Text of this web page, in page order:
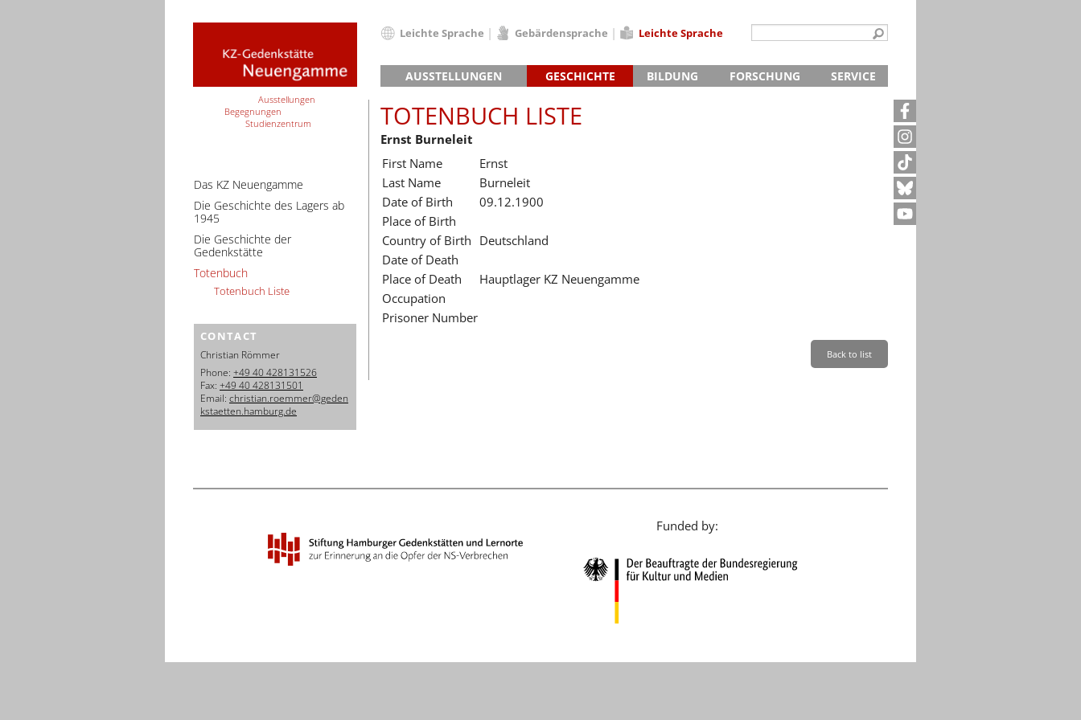
AUSSTELLUNGEN
Lager-SS
Klinkerwerk
Walther-Werke
Gefängnismauer
Haus des Gedenkens
GESCHICHTE
Die Geschichte des Lagers ab 1945
BILDUNG FORSCHUNG
SERVICE
Archivanfrage
Kurze Information
Leichte Sprache
English
Dansk
Español
Italiano
Nederlands
Português
Türkçe
Yкраїнський
Русский
עברית
Gebärdensprache Leichte Sprache
TOTENBUCH LISTE
Ernst Burneleit
First Name
Ernst
Last Name
Burneleit
Date of Birth
09.12.1900
Place of Birth
Country of Birth Deutschland
Date of Death
Place of Death
Hauptlager KZ Neuengamme
Occupation
Prisoner Number
Back to list
Ausstellungen
Begegnungen
Studienzentrum
Das KZ Neuengamme
Die Geschichte des Lagers ab
1945
Die Geschichte der
Gedenkstätte
Totenbuch
Totenbuch Liste
CONTACT
Christian Römmer
Phone: +49 40 428131526
Fax: +49 40 428131501
Email: christian.roemmer@geden
kstaetten.hamburg.de
Funded by: